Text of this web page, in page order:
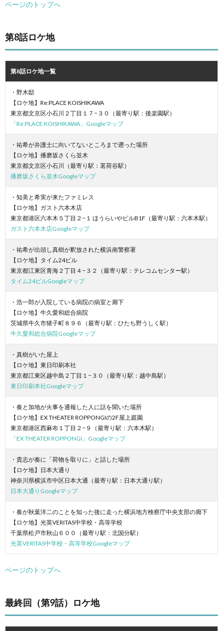
ページのトップへ
第8話ロケ地
第8話ロケ地一覧
・野木邸
【ロケ地】Re:PLACE KOISHIKAWA
東京都文京区小石川２丁目１７−３０（最寄り駅：後楽園駅）
「Re:PLACE KOISHIKAWA」Googleマップ
・祐希が弁護士に向いてないところまで遡った場所
【ロケ地】播磨坂さくら並木
東京都文京区小石川（最寄り駅：茗荷谷駅）
播磨坂さくら並木Googleマップ
・知美と希実が来たファミレス
【ロケ地】ガスト六本木店
東京都港区六本木５丁目２−１ ほうらいやビルB1F（最寄り駅：六本木駅）
ガスト六本木店Googleマップ
・祐希が出頭し真樹が釈放された横浜南警察署
【ロケ地】タイム24ビル
東京都江東区青海２丁目４−３２（最寄り駅：テレコムセンター駅）
タイム24ビルGoogleマップ
・浩一郎が入院している病院の病室と廊下
【ロケ地】牛久愛和総合病院
茨城県牛久市猪子町８９６（最寄り駅：ひたち野うしく駅）
牛久愛和総合病院Googleマップ
・真樹がいた屋上
【ロケ地】東日印刷本社
東京都江東区越中島２丁目１−３０（最寄り駅：越中島駅）
東日印刷本社Googleマップ
・奏と加地が火事を通報した人に話を聞いた場所
【ロケ地】EX THEATER ROPPONGIの2F屋上庭園
東京都港区西麻布１丁目２−９（最寄り駅：六本木駅）
「EX THEATER ROPPONGI」Googleマップ
・貴志が奏に「荷物を取りに」と話した場所
【ロケ地】日本大通り
神奈川県横浜市中区日本大通（最寄り駅：日本大通り駅）
日本大通りGoogleマップ
・奏が秋葉洋二のことを知った後に走った横浜地方検察庁中央支部の廊下
【ロケ地】光英VERITAS中学校・高等学校
千葉県松戸市秋山６００（最寄り駅：北国分駅）
光英VERITAS中学校・高等学校Googleマップ
ページのトップへ
最終回（第9話）ロケ地